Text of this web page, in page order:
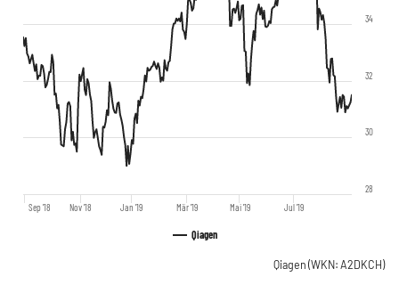
Qiagen
Sep '18 Nov '18 Jan '19 Mär '19 Mai '19 Jul '19
28
30
32
34
Qiagen (WKN: A2DKCH)